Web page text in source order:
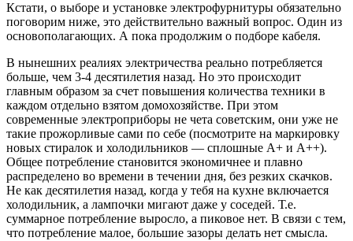
Кстати, о выборе и установке электрофурнитуры обязательно
поговорим ниже, это действительно важный вопрос. Один из
основополагающих. А пока продолжим о подборе кабеля.
В нынешних реалиях электричества реально потребляется
больше, чем 3-4 десятилетия назад. Но это происходит
главным образом за счет повышения количества техники в
каждом отдельно взятом домохозяйстве. При этом
современные электроприборы не чета советским, они уже не
такие прожорливые сами по себе (посмотрите на маркировку
новых стиралок и холодильников — сплошные А+ и А++).
Общее потребление становится экономичнее и плавно
распределено во времени в течении дня, без резких скачков.
Не как десятилетия назад, когда у тебя на кухне включается
холодильник, а лампочки мигают даже у соседей. Т.е.
суммарное потребление выросло, а пиковое нет. В связи с тем,
что потребление малое, большие зазоры делать нет смысла.